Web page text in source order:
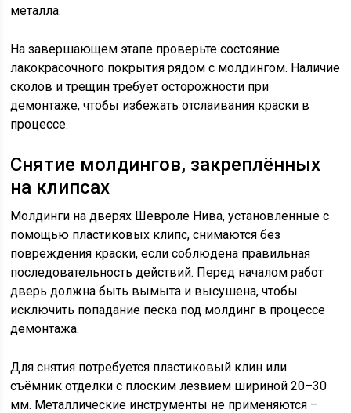
металла.
На завершающем этапе проверьте состояние
лакокрасочного покрытия рядом с молдингом. Наличие
сколов и трещин требует осторожности при
демонтаже, чтобы избежать отслаивания краски в
процессе.
Снятие молдингов, закреплённых
на клипсах
Молдинги на дверях Шевроле Нива, установленные с
помощью пластиковых клипс, снимаются без
повреждения краски, если соблюдена правильная
последовательность действий. Перед началом работ
дверь должна быть вымыта и высушена, чтобы
исключить попадание песка под молдинг в процессе
демонтажа.
Для снятия потребуется пластиковый клин или
съёмник отделки с плоским лезвием шириной 20–30
мм. Металлические инструменты не применяются –